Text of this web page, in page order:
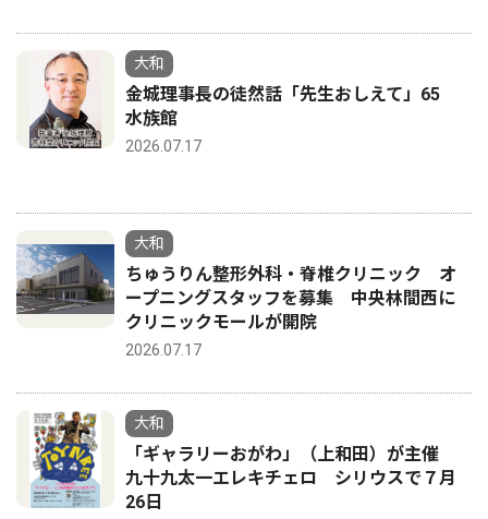
大和
金城理事長の徒然話「先生おしえて」65
水族館
2026.07.17
大和
ちゅうりん整形外科・脊椎クリニック オ
ープニングスタッフを募集 中央林間西に
クリニックモールが開院
2026.07.17
大和
「ギャラリーおがわ」（上和田）が主催
九十九太一エレキチェロ シリウスで７月
26日